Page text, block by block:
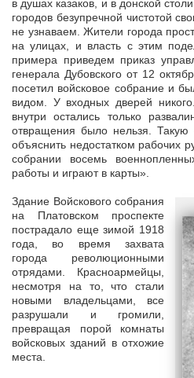
в душах казаков, и в донской
городов безупречной чистотой
не узнаваем. Жители города
на улицах, и власть с этим
примера приведем приказ
генерала Дубовского от 12
посетил войсковое собрание и
видом. У входных дверей
внутри остались только
отвращения было нельзя. Такую
объяснить недостатком рабочих
собрании восемь
работы и играют в карты».
Здание Войскового собрания
на Платовском проспекте
пострадало еще зимой 1918
года, во время захвата
города революционными
отрядами. Красноармейцы,
несмотря на то, что стали
новыми владельцами, все
разрушали и громили,
превращая порой комнаты
войсковых зданий в отхожие
места.